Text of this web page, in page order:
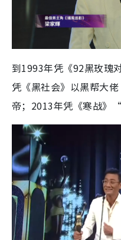
到1993年凭《92黑玫瑰
凭《黑社会》以黑帮大
帝；2013年凭《寒战》